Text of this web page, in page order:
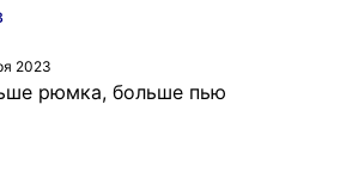
2023
рюмка, больше пью